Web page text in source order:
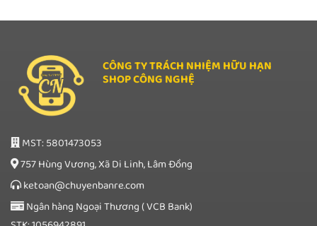
CÔNG TY TRÁCH NHIỆM HỮU HẠN
SHOP CÔNG NGHỆ
MST: 5801473053
757 Hùng Vương, Xã Di Linh, Lâm Đồng
ketoan@chuyenbanre.com
Ngân hàng Ngoại Thương ( VCB Bank)